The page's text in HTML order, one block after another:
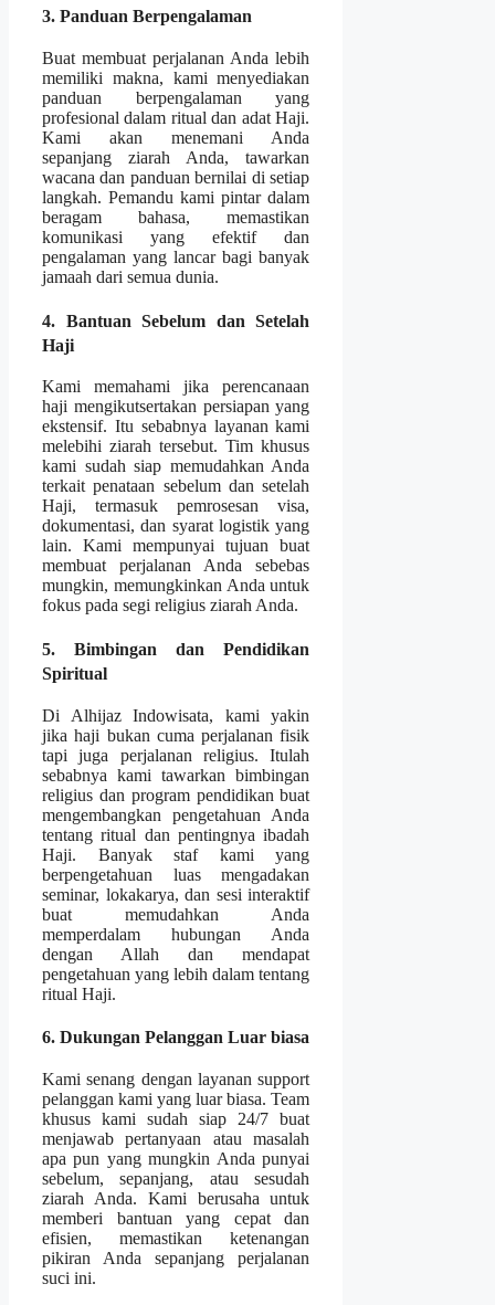
3. Panduan Berpengalaman
Buat membuat perjalanan Anda lebih
memiliki makna, kami menyediakan
panduan berpengalaman yang
profesional dalam ritual dan adat Haji.
Kami akan menemani Anda
sepanjang ziarah Anda, tawarkan
wacana dan panduan bernilai di setiap
langkah. Pemandu kami pintar dalam
beragam bahasa, memastikan
komunikasi yang efektif dan
pengalaman yang lancar bagi banyak
jamaah dari semua dunia.
4. Bantuan Sebelum dan Setelah
Haji
Kami memahami jika perencanaan
haji mengikutsertakan persiapan yang
ekstensif. Itu sebabnya layanan kami
melebihi ziarah tersebut. Tim khusus
kami sudah siap memudahkan Anda
terkait penataan sebelum dan setelah
Haji, termasuk pemrosesan visa,
dokumentasi, dan syarat logistik yang
lain. Kami mempunyai tujuan buat
membuat perjalanan Anda sebebas
mungkin, memungkinkan Anda untuk
fokus pada segi religius ziarah Anda.
5. Bimbingan dan Pendidikan
Spiritual
Di Alhijaz Indowisata, kami yakin
jika haji bukan cuma perjalanan fisik
tapi juga perjalanan religius. Itulah
sebabnya kami tawarkan bimbingan
religius dan program pendidikan buat
mengembangkan pengetahuan Anda
tentang ritual dan pentingnya ibadah
Haji. Banyak staf kami yang
berpengetahuan luas mengadakan
seminar, lokakarya, dan sesi interaktif
buat memudahkan Anda
memperdalam hubungan Anda
dengan Allah dan mendapat
pengetahuan yang lebih dalam tentang
ritual Haji.
6. Dukungan Pelanggan Luar biasa
Kami senang dengan layanan support
pelanggan kami yang luar biasa. Team
khusus kami sudah siap 24/7 buat
menjawab pertanyaan atau masalah
apa pun yang mungkin Anda punyai
sebelum, sepanjang, atau sesudah
ziarah Anda. Kami berusaha untuk
memberi bantuan yang cepat dan
efisien, memastikan ketenangan
pikiran Anda sepanjang perjalanan
suci ini.